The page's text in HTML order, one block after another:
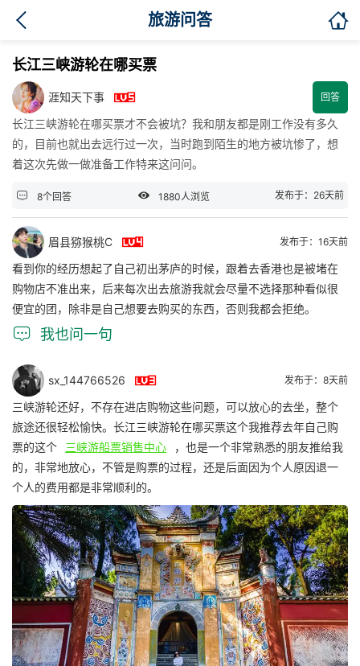
旅游问答 
长江三峡游轮在哪买票
涯知天下事  回答
长江三峡游轮在哪买票才不会被坑？我和朋友都是刚工作没有多久
的，目前也就出去远行过一次，当时跑到陌生的地方被坑惨了，想
着这次先做一做准备工作特来这问问。
 8个回答  1880人浏览 发布于：26天前
眉县猕猴桃C  发布于：16天前
看到你的经历想起了自己初出茅庐的时候，跟着去香港也是被堵在
购物店不准出来，后来每次出去旅游我就会尽量不选择那种看似很
便宜的团，除非是自己想要去购买的东西，否则我都会拒绝。
 我也问一句
sx_144766526  发布于：8天前
三峡游轮还好，不存在进店购物这些问题，可以放心的去坐，整个
旅途还很轻松愉快。长江三峡游轮在哪买票这个我推荐去年自己购
票的这个
三峡游船票销售中心
，也是一个非常熟悉的朋友推给我
的，非常地放心，不管是购票的过程，还是后面因为个人原因退一
个人的费用都是非常顺利的。